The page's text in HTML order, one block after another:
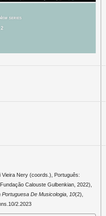
Vieira Nery (coords.), Português:
Calouste Gulbenkian, 2022),
Portuguesa De Musicologia, 10(2),
2.2023